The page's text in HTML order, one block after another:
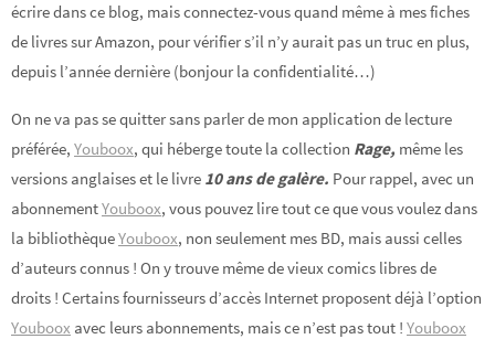
écrire dans ce blog, mais connectez-vous quand même à mes fiches
de livres sur Amazon, pour vérifier s’il n’y aurait pas un truc en plus,
depuis l’année dernière (bonjour la confidentialité…)
On ne va pas se quitter sans parler de mon application de lecture
préférée, Youboox, qui héberge toute la collection Rage, même les
versions anglaises et le livre 10 ans de galère. Pour rappel, avec un
abonnementYouboox, vous pouvez lire tout ce que vous voulez dans
la bibliothèqueYouboox, non seulement mes BD, mais aussi celles
d’auteurs connus ! On y trouve même de vieux comics libres de
droits ! Certains fournisseurs d’accès Internet proposent déjà l’option
Youboox avec leurs abonnements, mais ce n’est pas tout ! Youboox